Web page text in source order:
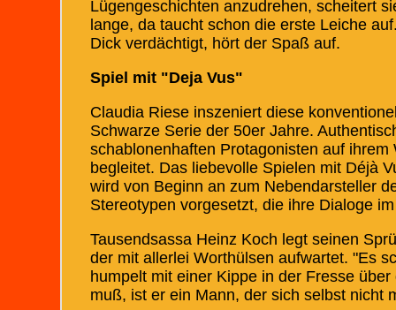
Lügengeschichten anzudrehen, scheitert
lange, da taucht schon die erste Leiche
Dick verdächtigt, hört der Spaß auf.
Spiel mit "Deja Vus"
Claudia Riese inszeniert diese
Schwarze Serie der 50er Jahre.
schablonenhaften Protagonisten auf
begleitet. Das liebevolle Spielen mit Déjà
wird von Beginn an zum Nebendarsteller
Stereotypen vorgesetzt, die ihre Dialoge
Tausendsassa Heinz Koch legt seinen
der mit allerlei Worthülsen aufwartet. "Es
humpelt mit einer Kippe in der Fresse
muß, ist er ein Mann, der sich selbst nicht